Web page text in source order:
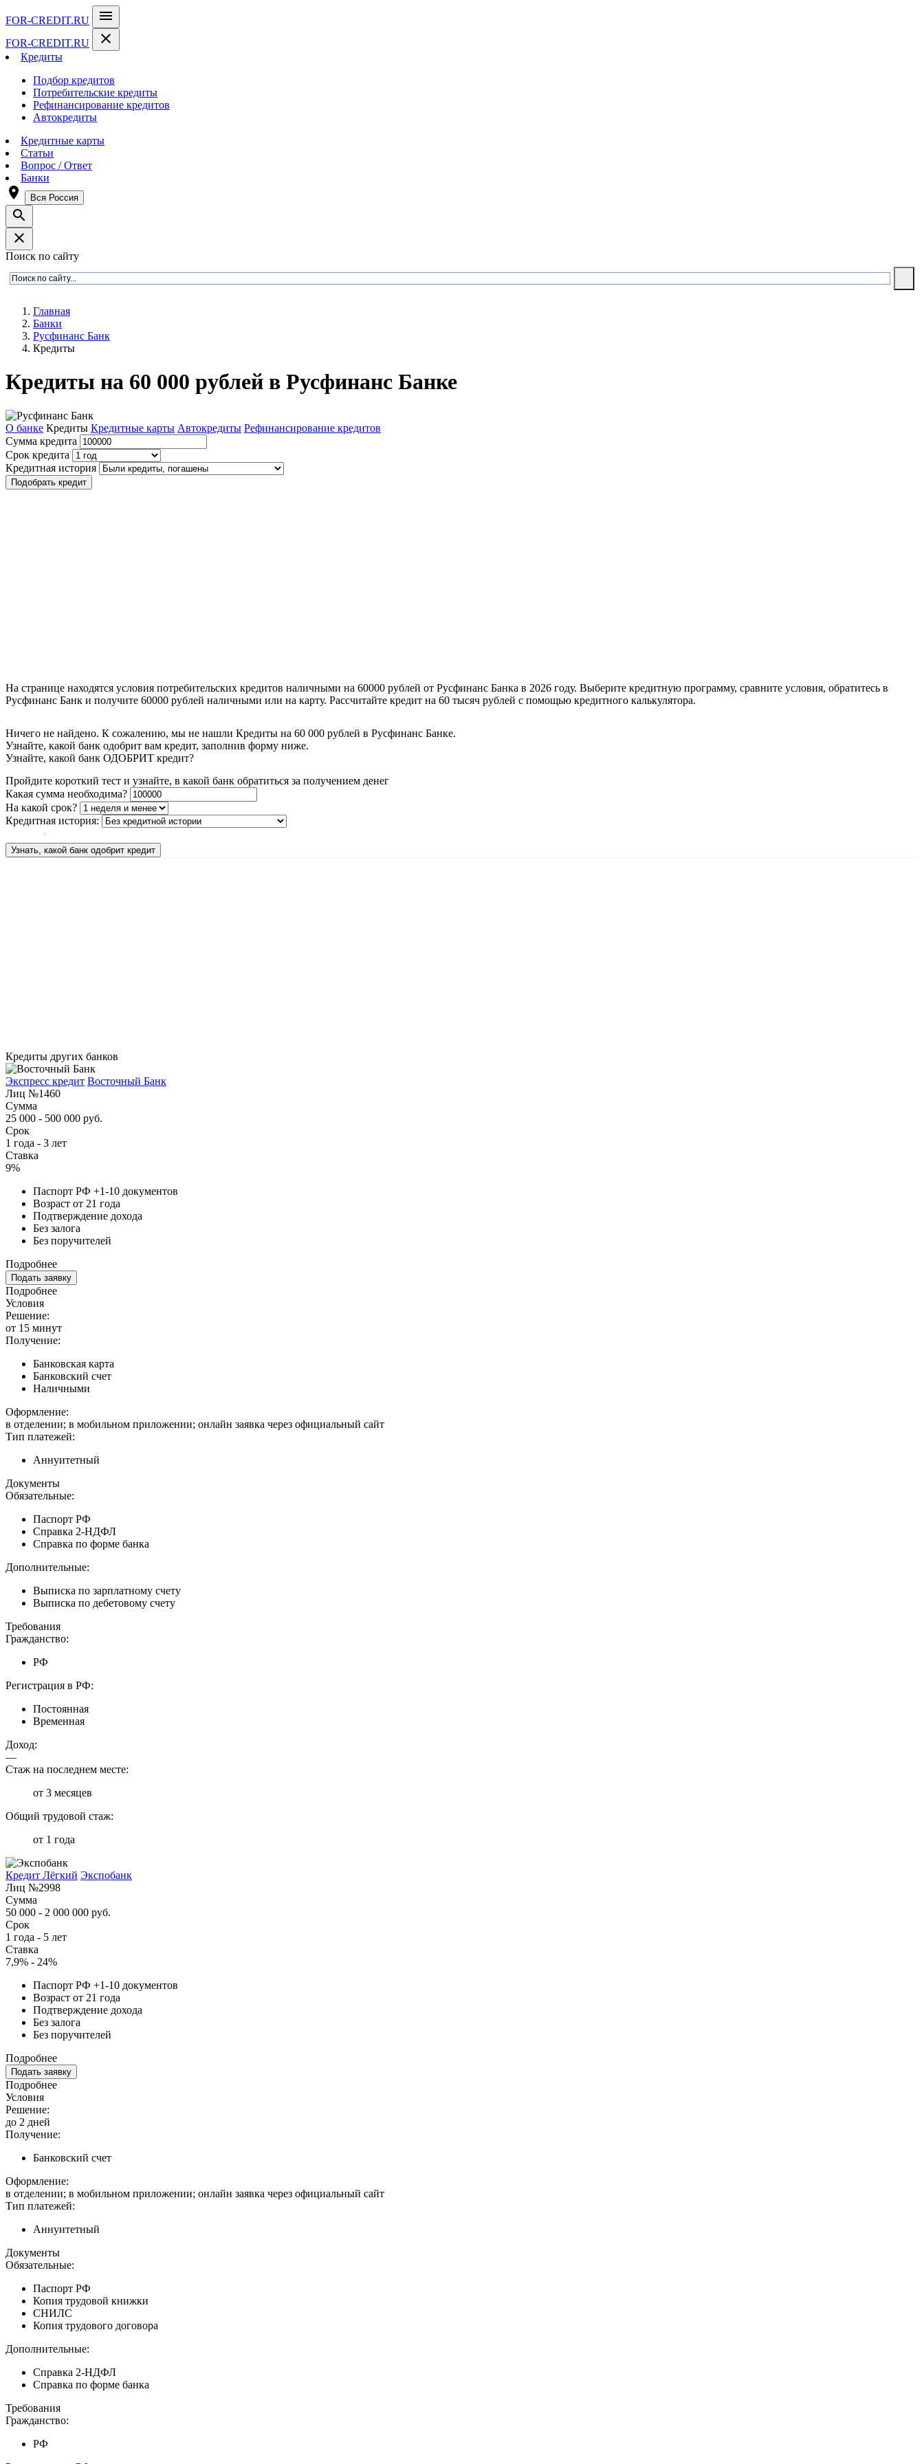
FOR-CREDIT.RU menu
FOR-CREDIT.RU close
Кредиты
Подбор кредитов
Потребительские кредиты
Рефинансирование кредитов
Автокредиты
Кредитные карты
Статьи
Вопрос / Ответ
Банки
room Вся Россия
search
close
Поиск по сайту
Главная
Банки
Русфинанс Банк
Кредиты
Кредиты на 60 000 рублей в Русфинанс Банке
О банке Кредиты Кредитные карты Автокредиты Рефинансирование кредитов
Сумма кредита
Срок кредита
Кредитная история
Подобрать кредит
На странице находятся условия потребительских кредитов наличными на 60000 рублей от Русфинанс Банка в 2026 году. Выберите кредитную программу, сравните условия, обратитесь в
Русфинанс Банк и получите 60000 рублей наличными или на карту. Рассчитайте кредит на 60 тысяч рублей с помощью кредитного калькулятора.
Ничего не найдено. К сожалению, мы не нашли Кредиты на 60 000 рублей в Русфинанс Банке.
Узнайте, какой банк одобрит вам кредит, заполнив форму ниже.
Узнайте, какой банк ОДОБРИТ кредит?
Пройдите короткий тест и узнайте, в какой банк обратиться за получением денег
Какая сумма необходима?
На какой срок?
Кредитная история:
Узнать, какой банк одобрит кредит
Кредиты других банков
Экспресс кредит Восточный Банк
Лиц №1460
Сумма
25 000 - 500 000 руб.
Срок
1 года - 3 лет
Ставка
9%
Паспорт РФ +1-10 документов
Возраст от 21 года
Подтверждение дохода
Без залога
Без поручителей
Подробнее
Подать заявку
Подробнее
Условия
Решение:
от 15 минут
Получение:
Банковская карта
Банковский счет
Наличными
Оформление:
в отделении; в мобильном приложении; онлайн заявка через официальный сайт
Тип платежей:
Аннуитетный
Документы
Обязательные:
Паспорт РФ
Справка 2-НДФЛ
Справка по форме банка
Дополнительные:
Выписка по зарплатному счету
Выписка по дебетовому счету
Требования
Гражданство:
РФ
Регистрация в РФ:
Постоянная
Временная
Доход:
—
Стаж на последнем месте:
от 3 месяцев
Общий трудовой стаж:
от 1 года
Кредит Лёгкий Экспобанк
Лиц №2998
Сумма
50 000 - 2 000 000 руб.
Срок
1 года - 5 лет
Ставка
7,9% - 24%
Паспорт РФ +1-10 документов
Возраст от 21 года
Подтверждение дохода
Без залога
Без поручителей
Подробнее
Подать заявку
Подробнее
Условия
Решение:
до 2 дней
Получение:
Банковский счет
Оформление:
в отделении; в мобильном приложении; онлайн заявка через официальный сайт
Тип платежей:
Аннуитетный
Документы
Обязательные:
Паспорт РФ
Копия трудовой книжки
СНИЛС
Копия трудового договора
Дополнительные:
Справка 2-НДФЛ
Справка по форме банка
Требования
Гражданство:
РФ